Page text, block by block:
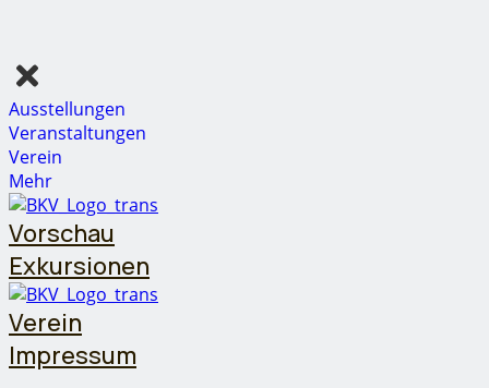
Ausstellungen
Veranstaltungen
Verein
Mehr
Vorschau
Exkursionen
Verein
Impressum